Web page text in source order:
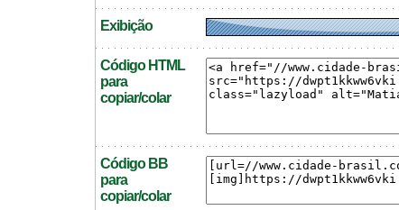
Exibição
Código HTML
para
copiar/colar
Código BB
para
copiar/colar